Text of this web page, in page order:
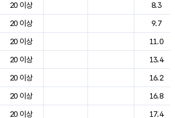
20 이상
8.3
20 이상
9.7
20 이상
11.0
20 이상
13.4
20 이상
16.2
20 이상
16.8
20 이상
17.4